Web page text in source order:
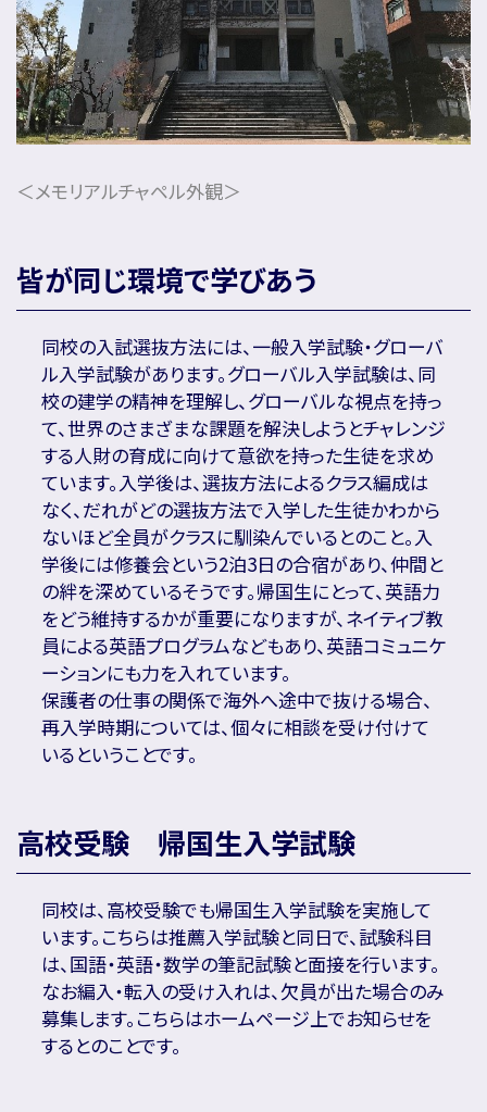
＜メモリアルチャペル外観＞
皆が同じ環境で学びあう
同校の入試選抜方法には、一般入学試験・グローバ
ル入学試験があります。グローバル入学試験は、同
校の建学の精神を理解し、グローバルな視点を持っ
て、世界のさまざまな課題を解決しようとチャレンジ
する人財の育成に向けて意欲を持った生徒を求め
ています。入学後は、選抜方法によるクラス編成は
なく、だれがどの選抜方法で入学した生徒かわから
ないほど全員がクラスに馴染んでいるとのこと。入
学後には修養会という2泊3日の合宿があり、仲間と
の絆を深めているそうです。帰国生にとって、英語力
をどう維持するかが重要になりますが、ネイティブ教
員による英語プログラムなどもあり、英語コミュニケ
ーションにも力を入れています。
保護者の仕事の関係で海外へ途中で抜ける場合、
再入学時期については、個々に相談を受け付けて
いるということです。
高校受験 帰国生入学試験
同校は、高校受験でも帰国生入学試験を実施して
います。こちらは推薦入学試験と同日で、試験科目
は、国語・英語・数学の筆記試験と面接を行います。
なお編入・転入の受け入れは、欠員が出た場合のみ
募集します。こちらはホームページ上でお知らせを
するとのことです。